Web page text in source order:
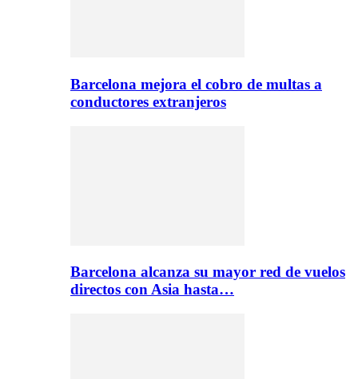
Barcelona mejora el cobro de multas a
conductores extranjeros
Barcelona alcanza su mayor red de vuelos
directos con Asia hasta…